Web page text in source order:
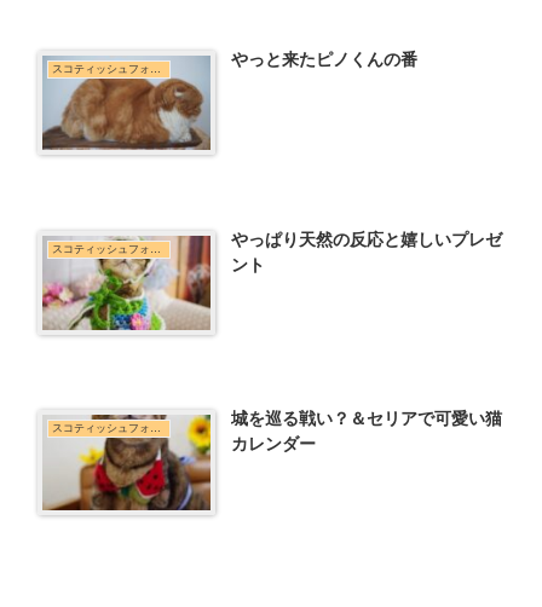
スコティッシュフォールド やっと来たピノくんの番
やっぱり天然の反応と嬉しいプレゼ
ント
スコティッシュフォールド
城を巡る戦い？＆セリアで可愛い猫
カレンダー